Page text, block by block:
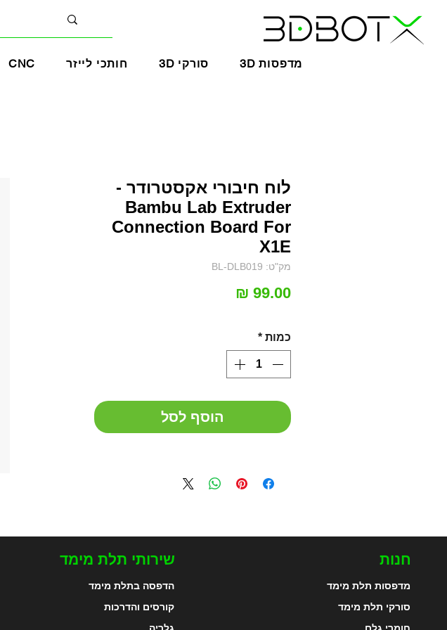
CNC חותכי לייזר 3D סורקי 3D מדפסות
לוח חיבורי אקסטרודר -
Bambu Lab Extruder
Connection Board For
X1E
מק"ט: BL-DLB019
כמות *
הוסף לסל
שירותי תלת מימד
הדפסה בתלת מימד
קורסים והדרכות
גלריה
חנות
מדפסות תלת מימד
סורקי תלת מימד
חומרי גלם